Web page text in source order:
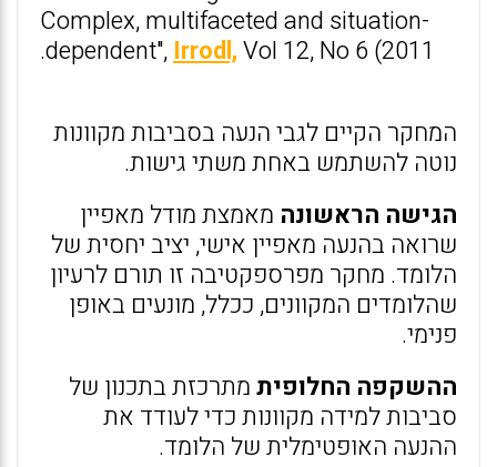
Complex, multifaceted and situation-
dependent", Irrodl,Vol 12, No 6 (2011.
המחקר הקיים לגבי הנעה בסביבות מקוונות
נוטה להשתמש באחת משתי גישות.
הגישה הראשונה מאמצת מודל מאפיין
שרואה בהנעה מאפיין אישי, יציב יחסית של
הלומד. מחקר מפרספקטיבה זו תורם לרעיון
שהלומדים המקוונים, ככלל, מונעים באופן
פנימי.
ההשקפה החלופיתמתרכזת בתכנון של
סביבות למידה מקוונות כדי לעודד את
ההנעה האופטימלית של הלומד.